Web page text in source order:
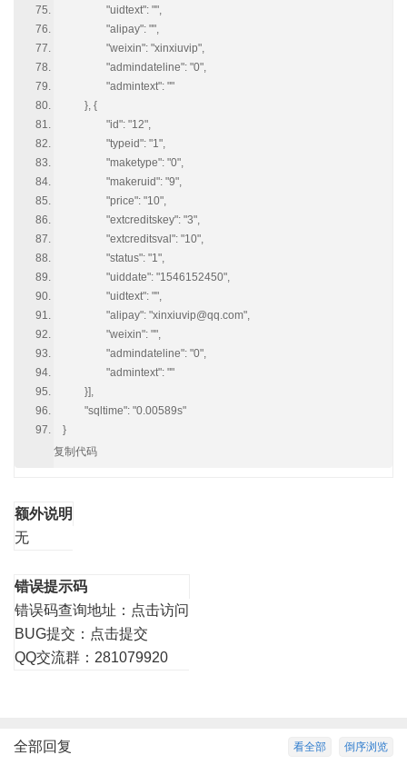
"uidtext": "",
"alipay": "",
"weixin": "xinxiuvip",
"admindateline": "0",
"admintext": ""
}, {
"id": "12",
"typeid": "1",
"maketype": "0",
"makeruid": "9",
"price": "10",
"extcreditskey": "3",
"extcreditsval": "10",
"status": "1",
"uiddate": "1546152450",
"uidtext": "",
"alipay": "xinxiuvip@qq.com",
"weixin": "",
"admindateline": "0",
"admintext": ""
}],
"sqltime": "0.00589s"
}
复制代码
额外说明
无
错误提示码
错误码查询地址： 点击访问
BUG提交： 点击提交
QQ交流群：281079920
倒序浏览
看全部
全部回复